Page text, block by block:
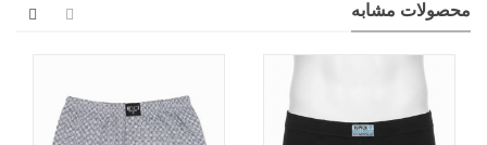
محصولات مشابه